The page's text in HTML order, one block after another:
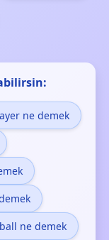
ne demek
ne demek